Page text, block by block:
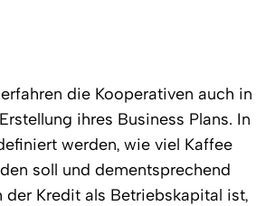
die Kooperativen auch in
ihres Business Plans. In
werden, wie viel Kaffee
soll und dementsprechend
der Kredit als Betriebskapital ist,